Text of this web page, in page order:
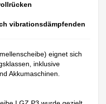
vibrationsdämpfenden
eignet sich
inklusive
Akkumaschinen.